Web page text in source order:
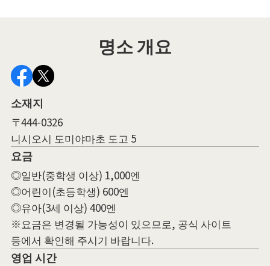
명소 개요
소재지
〒444-0326
니시오시 도미야마초 도고 5
요금
◎일반(중학생 이상) 1,000엔
◎어린이(초등학생) 600엔
◎유아(3세 이상) 400엔
※요금은 변경될 가능성이 있으므로, 공식 사이트
등에서 확인해 주시기 바랍니다.
영업 시간